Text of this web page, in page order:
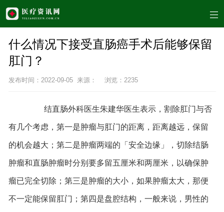
什么情况下接受直肠癌手术后能够保留
肛门？
发布时间：2022-09-05 来源： 浏览： 2235
结直肠外科医生朱建华医生表示，割除肛门与否
有几个考虑，第一是肿瘤与肛门的距离，距离越远，保留
的机会越大；第二是肿瘤两端的「安全边缘」，切除结肠
肿瘤和直肠肿瘤时分别要多留五厘米和两厘米，以确保肿
瘤已完全切除；第三是肿瘤的大小，如果肿瘤太大，那便
不一定能保留肛门；第四是盘腔结构，一般来说，男性的